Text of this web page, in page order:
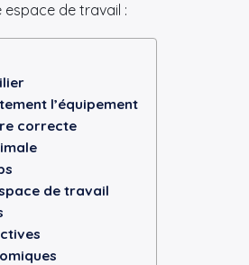
de travail :
l’équipement
correcte
de travail